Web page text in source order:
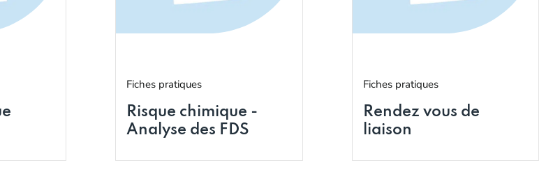
Fiches pratiques
Risque chimique -
Analyse des FDS
Fiches pratiques
Rendez vous de
liaison